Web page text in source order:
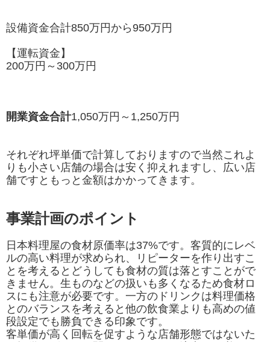
設備資金合計850万円から950万円
【運転資金】
200万円～300万円
開業資金合計1,050万円～1,250万円
それぞれ坪単価で計算しておりますので当然これよ
りも小さい店舗の場合は安く抑えれますし、広い店
舗ですともっと金額はかかってきます。
事業計画のポイント
日本料理屋の食材原価率は37%です。客質的にレベ
ルの高い料理が求められ、リピーターを作り出すこ
とを考えるとどうしても食材の質は落とすことがで
きません。生ものなどの扱いも多くなるため食材ロ
スにも注意が必要です。一方のドリンクは料理価格
とのバランスを考えると他の飲食業よりも高めの値
段設定でも勝負できる印象です。
客単価が高く回転を促すような店舗形態ではないた